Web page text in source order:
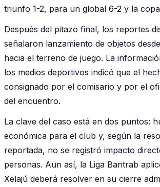
triunfo 1-2, para un global 6-2 y la
Después del pitazo final, los reportes
señalaron lanzamiento de objetos
hacia el terreno de juego. La
los medios deportivos indicó que el
consignado por el comisario y por el
del encuentro.
La clave del caso está en dos puntos:
económica para el club y, según la
reportada, no se registró impacto
personas. Aun así, la Liga Bantrab
Xelajú deberá resolver en su cierre